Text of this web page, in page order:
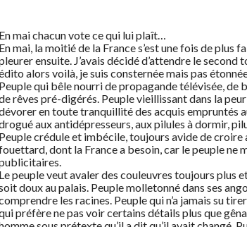
En mai chacun vote ce qui lui plaît…
En mai, la moitié de la France s’est une fois de plus
ensuite. J’avais décidé d’attendre le
alors voilà, je suis consternée mais pas
Peuple qui bêle nourri de propagande télévisée,
rêves pré-digérés. Peuple vieillissant dans la
en toute tranquillité des acquis empruntés
aux antidépresseurs, aux pilules à dormir,
Peuple crédule et imbécile, toujours avide de croire
dont la France a besoin, car le peuple ne
Le peuple veut avaler des couleuvres toujours plus
doux au palais. Peuple molletonné dans ses
les racines. Peuple qui n’a jamais su
préfère ne pas voir certains détails plus que